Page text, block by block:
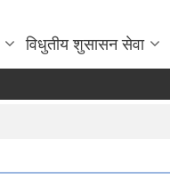
विधुतीय शुसासन सेवा